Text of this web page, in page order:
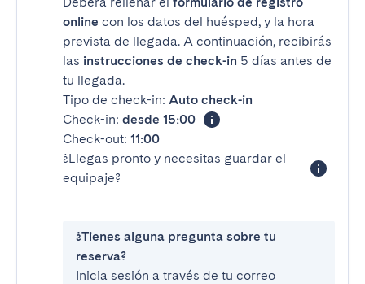
online con los datos del huésped, y la hora
prevista de llegada. A continuación, recibirás
las instrucciones de check-in 5 días antes de
tu llegada.
Tipo de check-in: Auto check-in
Check-in: desde 15:00
Check-out: 11:00
¿Llegas pronto y necesitas guardar el
equipaje?
¿Tienes alguna pregunta sobre tu
reserva?
Inicia sesión a través de tu correo